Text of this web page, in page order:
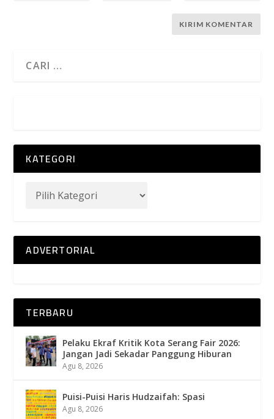
KATEGORI
ADVERTORIAL
TERBARU
Pelaku Ekraf Kritik Kota Serang Fair 2026:
Jangan Jadi Sekadar Panggung Hiburan
Agu 8, 2026
Puisi-Puisi Haris Hudzaifah: Spasi
Agu 8, 2026